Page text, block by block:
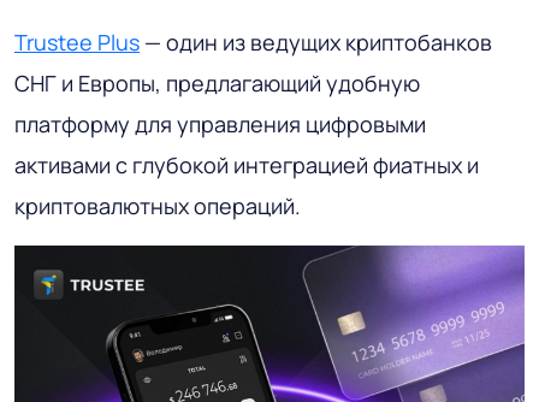
Trustee Plus — один из ведущих криптобанков
СНГ и Европы, предлагающий удобную
платформу для управления цифровыми
активами с глубокой интеграцией фиатных и
криптовалютных операций.